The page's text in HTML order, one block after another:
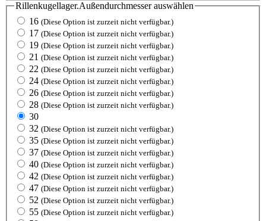
Rillenkugellager.Außendurchmesserauswählen
16 (Diese Option ist zurzeit nicht verfügbar.)
17 (Diese Option ist zurzeit nicht verfügbar.)
19 (Diese Option ist zurzeit nicht verfügbar.)
21 (Diese Option ist zurzeit nicht verfügbar.)
22 (Diese Option ist zurzeit nicht verfügbar.)
24 (Diese Option ist zurzeit nicht verfügbar.)
26 (Diese Option ist zurzeit nicht verfügbar.)
28 (Diese Option ist zurzeit nicht verfügbar.)
30
32 (Diese Option ist zurzeit nicht verfügbar.)
35 (Diese Option ist zurzeit nicht verfügbar.)
37 (Diese Option ist zurzeit nicht verfügbar.)
40 (Diese Option ist zurzeit nicht verfügbar.)
42 (Diese Option ist zurzeit nicht verfügbar.)
47 (Diese Option ist zurzeit nicht verfügbar.)
52 (Diese Option ist zurzeit nicht verfügbar.)
55 (Diese Option ist zurzeit nicht verfügbar.)